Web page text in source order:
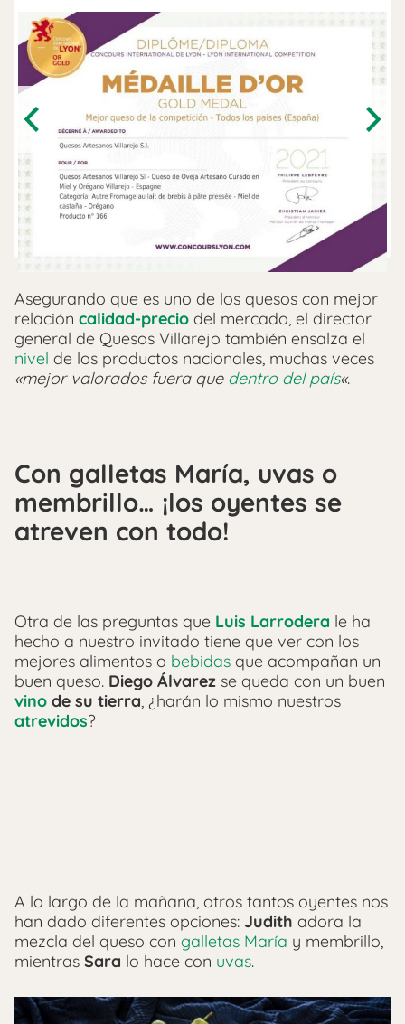
Asegurando que es uno de los quesos con mejor
relación calidad-precio del mercado, el director
general de Quesos Villarejo también ensalza el
nivel de los productos nacionales, muchas veces
«mejor valorados fuera que dentro del país«.
Con galletas María, uvas o
membrillo… ¡los oyentes se
atreven con todo!
Otra de las preguntas que Luis Larrodera le ha
hecho a nuestro invitado tiene que ver con los
mejores alimentos o bebidas que acompañan un
buen queso. Diego Álvarez se queda con un buen
vino de su tierra, ¿harán lo mismo nuestros
atrevidos?
A lo largo de la mañana, otros tantos oyentes nos
han dado diferentes opciones: Judith adora la
mezcla del queso con galletas María y membrillo,
mientras Sara lo hace con uvas.